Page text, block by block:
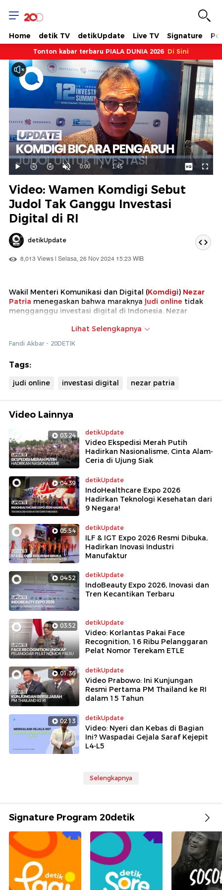
Home detik TV detikUpdate Live TV Signature
Tonton kabar terbaru PIALA DUNIA 2026 Di Sini
Mainkan
Suara
Hidup
Waktu
0:00 / Durasi
1:45
Dimuat:
65.03%
Video: Wamen Komdigi Sebut
Judol Tak Ganggu Investasi
Digital di RI
detikUpdate
8,013 Views | Selasa, 26 Nov 2024 15:23 WIB
Wakil Menteri Komunikasi dan Digital (Komdigi) Nezar
Patria menegaskan bahwa maraknya judi online tidak
mengganggu investasi digital di Indonesia. Nezar
menunjukkan ketertarikan berinvestasi di Indonesia.
Lihat Selengkapnya
Fandi Akbar - 20DETIK
Tags:
judi online investasi digital nezar patria
Video Lainnya
03:24 detikUpdate
Video Ekspedisi Merah Putih
Hadirkan Nasionalisme, Cinta Alam-
Ceria di Ujung Siak
04:39 detikUpdate
IndoHealthcare Expo 2026
Hadirkan Teknologi Kesehatan dari
9 Negara!
05:54 detikUpdate
ILF & IGT Expo 2026 Resmi Dibuka,
Hadirkan Inovasi Industri
Manufaktur
04:52 detikUpdate
IndoBeauty Expo 2026, Inovasi dan
Tren Kecantikan Terbaru
03:52 detikUpdate
Video: Korlantas Pakai Face
Recognition, 16 Ribu Pelanggaran
Pelat Nomor Terekam ETLE
01:36 detikUpdate
Video Prabowo: Ini Kunjungan
Resmi Pertama PM Thailand ke RI
dalam 15 Tahun
02:13 detikUpdate
Video: Nyeri dan Kebas di Bagian
Ini? Waspadai Gejala Saraf Kejepit
L4-L5
Selengkapnya
Signature Program 20detik